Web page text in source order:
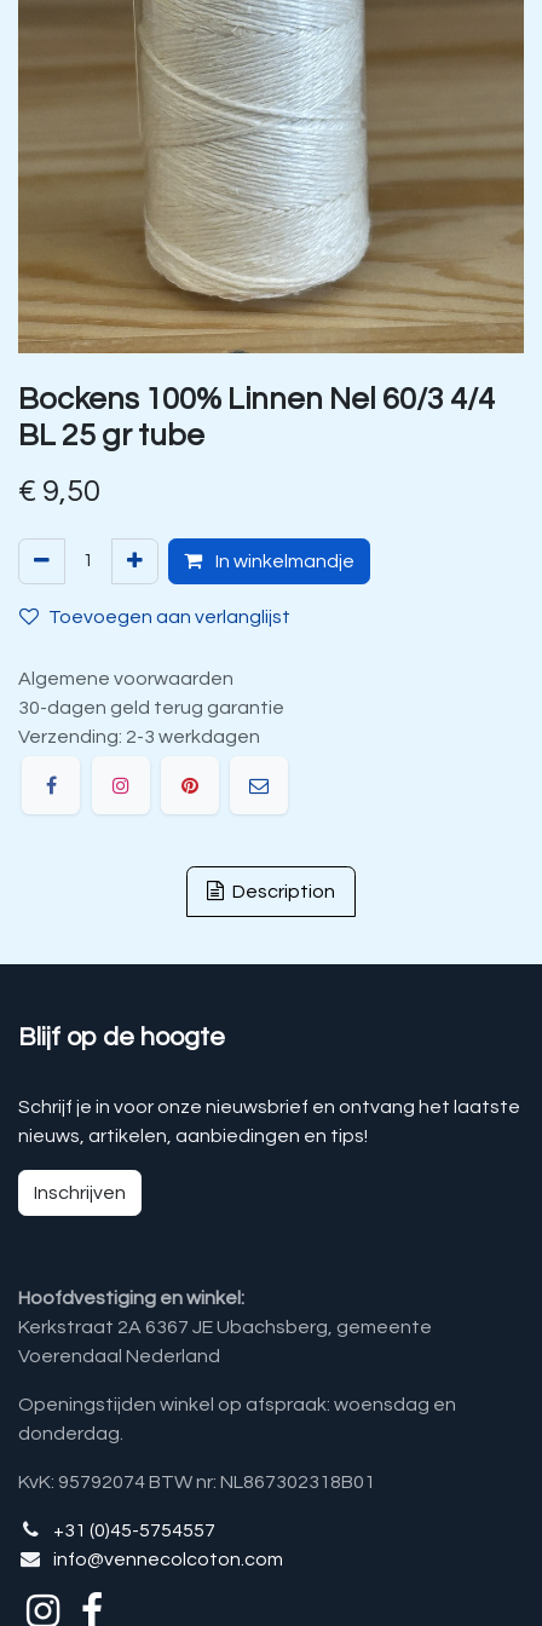
Bockens 100% Linnen Nel 60/3 4/4
BL 25 gr tube
€ 9,50
In winkelmandje
Toevoegen aan verlanglijst
Algemene voorwaarden
30-dagen geld terug garantie
Verzending: 2-3 werkdagen
Description
Blijf op de hoogte
Schrijf je in voor onze nieuwsbrief en ontvang het laatste
nieuws, artikelen, aanbiedingen en tips!
Inschrijven
Hoofdvestiging en winkel:
Kerkstraat 2A 6367 JE Ubachsberg, gemeente
Voerendaal Nederland
Openingstijden winkel op afspraak: woensdag en
donderdag.
KvK: 95792074 BTW nr: NL867302318B01
+31 (0)45-5754557
info@vennecolcoton.com